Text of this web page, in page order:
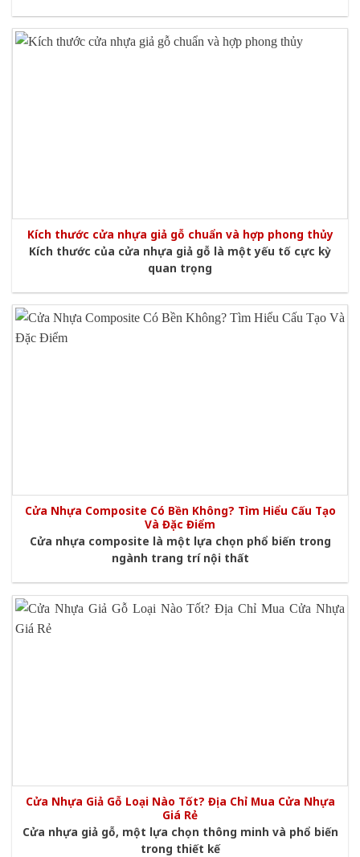
Kích thước cửa nhựa giả gỗ chuẩn và hợp phong thủy
Kích thước của cửa nhựa giả gỗ là một yếu tố cực kỳ
quan trọng
Cửa Nhựa Composite Có Bền Không? Tìm Hiểu Cấu Tạo
Và Đặc Điểm
Cửa nhựa composite là một lựa chọn phổ biến trong
ngành trang trí nội thất
Cửa Nhựa Giả Gỗ Loại Nào Tốt? Địa Chỉ Mua Cửa Nhựa
Giá Rẻ
Cửa nhựa giả gỗ, một lựa chọn thông minh và phổ biến
trong thiết kế